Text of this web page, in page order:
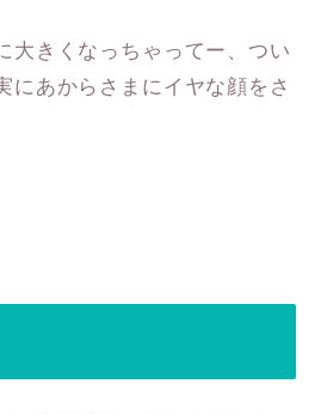
大きくなっちゃってー、つい
にあからさまにイヤな顔をさ